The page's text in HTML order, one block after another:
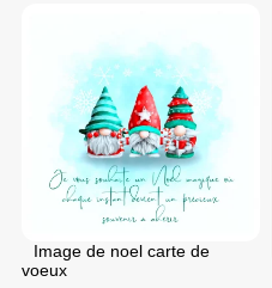
Image de noel carte de
voeux